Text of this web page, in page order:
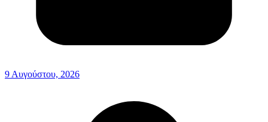
9 Αυγούστου, 2026